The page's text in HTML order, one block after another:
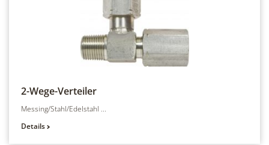
2-Wege-Verteiler
Messing/Stahl/Edelstahl ...
Details